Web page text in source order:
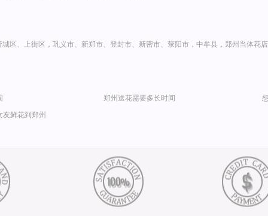
区、上街区，巩义市、新郑市、登封市、新密市、荥阳市，中牟县，郑州当体花
郑州送花需要多长时间
鲜花到郑州